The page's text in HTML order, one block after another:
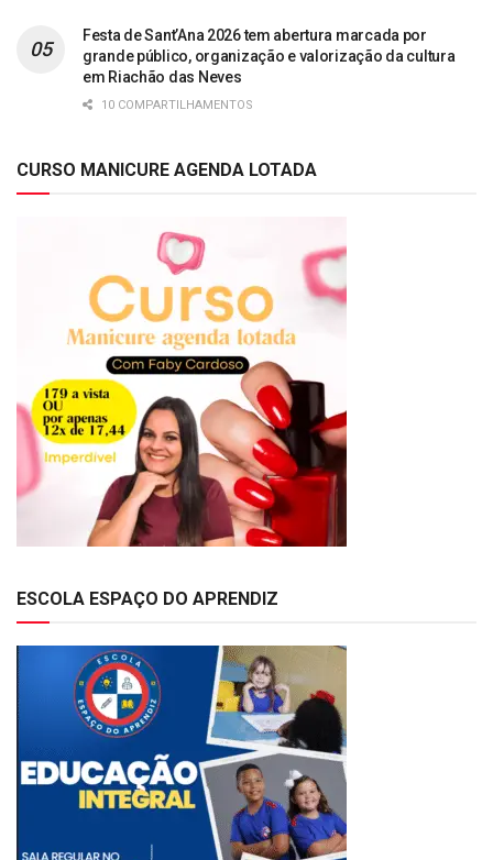
Festa de Sant’Ana 2026 tem abertura marcada por
grande público, organização e valorização da cultura
em Riachão das Neves
10 COMPARTILHAMENTOS
CURSO MANICURE AGENDA LOTADA
ESCOLA ESPAÇO DO APRENDIZ